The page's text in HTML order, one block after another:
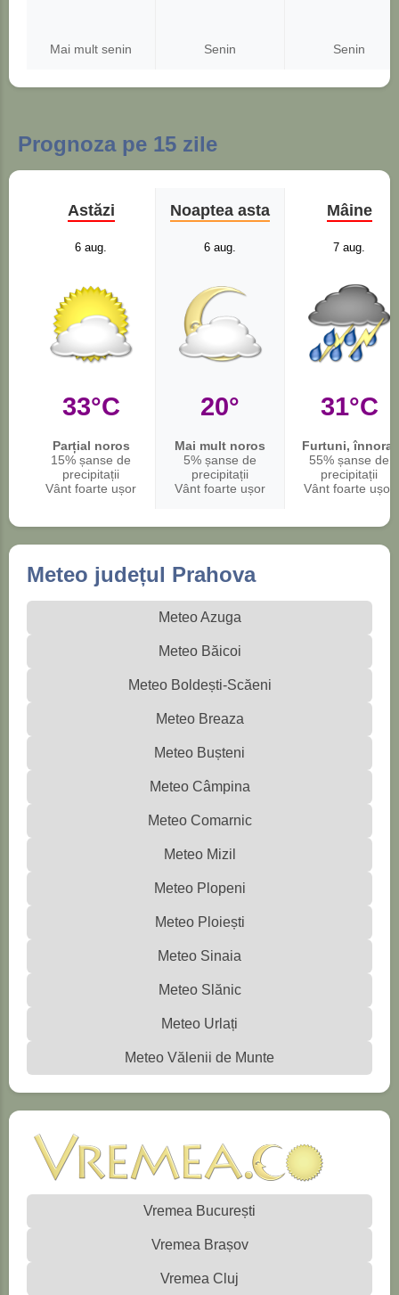
Mai mult senin Senin Senin
Prognoza pe 15 zile
Astăzi
6 aug.
33°C
Parțial noros
15% șanse de
precipitații
Vânt foarte ușor
Noaptea asta
6 aug.
20°
Mai mult noros
5% șanse de
precipitații
Vânt foarte ușor
Mâine
7 aug.
31°C
Furtuni, înnorat
55% șanse de
precipitații
Vânt foarte ușor
Meteo județul Prahova
Meteo Azuga
Meteo Băicoi
Meteo Boldești-Scăeni
Meteo Breaza
Meteo Bușteni
Meteo Câmpina
Meteo Comarnic
Meteo Mizil
Meteo Plopeni
Meteo Ploiești
Meteo Sinaia
Meteo Slănic
Meteo Urlați
Meteo Vălenii de Munte
Vremea București
Vremea Brașov
Vremea Cluj